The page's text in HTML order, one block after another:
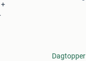
Dagtopper